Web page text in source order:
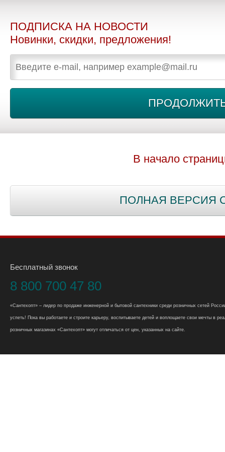
ПОДПИСКА НА НОВОСТИ
Новинки, скидки, предложения!
В начало
ПОЛНАЯ ВЕРСИЯ
Бесплатный звонок
8 800 700 47 80
«Сантехопт» – лидер по продаже инженерной и бытовой сантехники среди розничных сетей
успеть! Пока вы работаете и строите карьеру, воспитываете детей и воплощаете свои мечты в
розничных магазинах «Сантехопт» могут отличаться от цен, указанных на сайте.